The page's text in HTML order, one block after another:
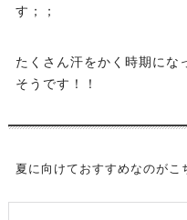
す；；
たくさん汗をかく時期にな
そうです！！
夏に向けておすすめなのが